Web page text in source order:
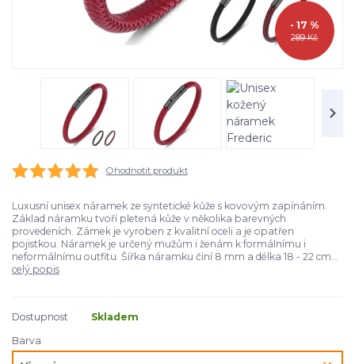
289 Kč
- 17 %
Ohodnotit produkt
Luxusní unisex náramek ze syntetické kůže s kovovým zapínáním.
Základ náramku tvoří pletená kůže v několika barevných
provedeních. Zámek je vyroben z kvalitní oceli a je opatřen
pojistkou. Náramek je určený mužům i ženám k formálnímu i
neformálnímu outfitu. Šířka náramku činí 8 mm a délka 18 - 22 cm...
celý popis
Dostupnost
Skladem
Barva